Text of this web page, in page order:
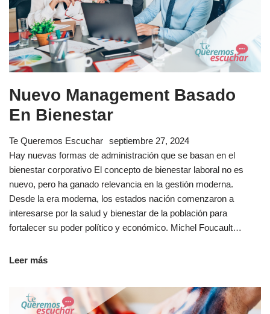
Nuevo Management Basado
En Bienestar
Te Queremos Escuchar septiembre 27, 2024
Hay nuevas formas de administración que se basan en el
bienestar corporativo El concepto de bienestar laboral no es
nuevo, pero ha ganado relevancia en la gestión moderna.
Desde la era moderna, los estados nación comenzaron a
interesarse por la salud y bienestar de la población para
fortalecer su poder político y económico. Michel Foucault…
Leer más